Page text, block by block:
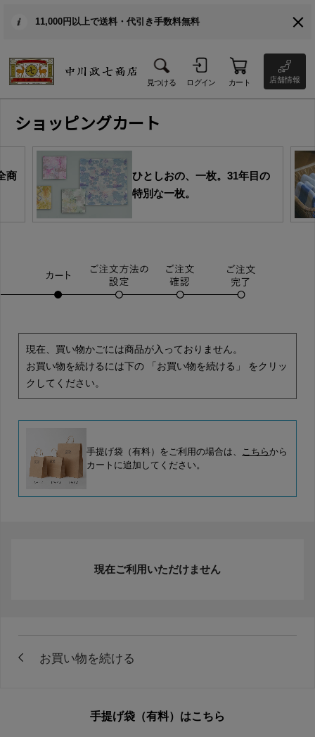
11,000円以上で送料・代引き手数料無料
見つける ログイン カート 店舗情報
ショッピングカート
商
ひとしおの、一枚。31年目の
特別な一枚。
現在、買い物かごには商品が入っておりません。
お買い物を続けるには下の 「お買い物を続ける」 をクリッ
クしてください。
手提げ袋（有料）をご利用の場合は、 こちらから
カートに追加してください。
現在ご利用いただけません
手提げ袋（有料）はこちら